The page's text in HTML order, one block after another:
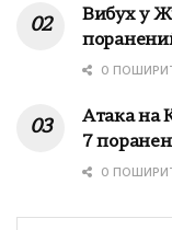
Вибух у
0
Атака на
7
0